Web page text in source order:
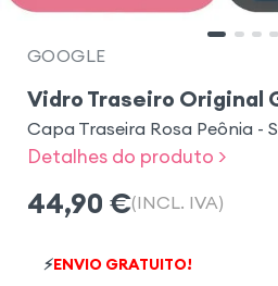
GOOGLE
Vidro Traseiro Original
Capa Traseira Rosa Peônia -
Detalhes do produto >
44,90 €(INCL. IVA)
⚡ENVIO GRATUITO!